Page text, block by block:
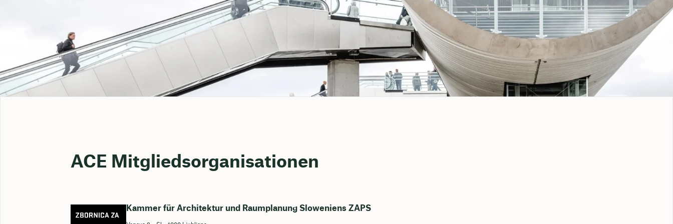
ACE Mitgliedsorganisationen
Kammer für Architektur und Raumplanung Sloweniens ZAPS